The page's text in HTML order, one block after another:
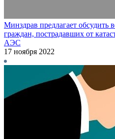
Минздрав предлагает обсудить
граждан, пострадавших от
АЭС
17 ноября 2022